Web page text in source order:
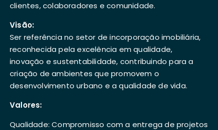
clientes, colaboradores e comunidade.
Visão:
Ser referência no setor de incorporação imobiliária,
reconhecida pela excelência em qualidade,
inovação e sustentabilidade, contribuindo para a
criação de ambientes que promovem o
desenvolvimento urbano e a qualidade de vida.
Valores:
Qualidade: Compromisso com a entrega de projetos